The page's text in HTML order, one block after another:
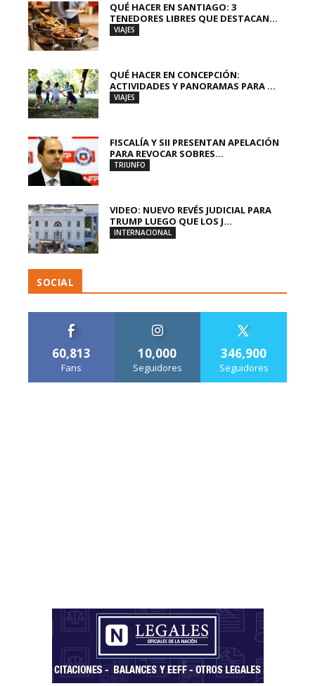
QUÉ HACER EN SANTIAGO: 3
TENEDORES LIBRES QUE DESTACAN...
VIAJES
QUÉ HACER EN CONCEPCIÓN:
ACTIVIDADES Y PANORAMAS PARA ...
VIAJES
FISCALÍA Y SII PRESENTAN APELACIÓN
PARA REVOCAR SOBRES...
TRIUNFO
VIDEO: NUEVO REVÉS JUDICIAL PARA
TRUMP LUEGO QUE LOS J...
INTERNACIONAL
SOCIAL
60,813
Fans
10,000
Seguidores
346,900
Seguidores